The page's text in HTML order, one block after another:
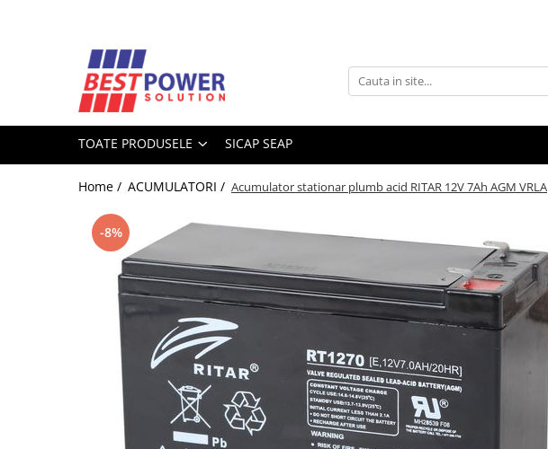
Toate Produsele
ACUMULATORI
Acumulatori Moto
Acumulatori Vehicule electrice
Acumulatori LiFePO4
UPS - Calculatoare
UPS - Centrale termice
SURSE ALIMENTARE LED
TOATE PRODUSELE SICAP SEAP
Home / ACUMULATORI / Acumulator stationar plumb acid RITAR 12V 7Ah AGM VRLA
-8%